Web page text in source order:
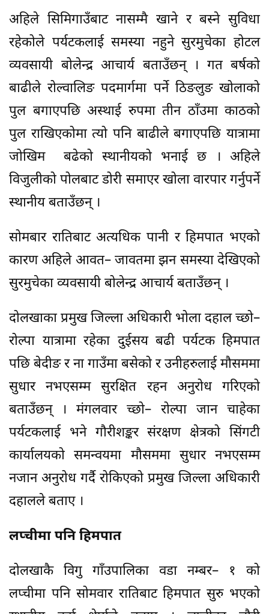
अहिले सिमिगाउँबाट नासम्मै खाने र बस्ने सुविधा
रहेकोले पर्यटकलाई समस्या नहुने सुरमुचेका होटल
व्यवसायी बोलेन्द्र आचार्य बताउँछन् । गत बर्षको
बाढीले रोल्वालिङ पदमार्गमा पर्ने ठिङलुङ खोलाको
पुल बगाएपछि अस्थाई रुपमा तीन ठाँउमा काठको
पुल राखिएकोमा त्यो पनि बाढीले बगाएपछि यात्रामा
जोखिम बढेको स्थानीयको भनाई छ । अहिले
विजुलीको पोलबाट डोरी समाएर खोला वारपार गर्नुपर्ने
स्थानीय बताउँछन् ।
सोमबार रातिबाट अत्यधिक पानी र हिमपात भएको
कारण अहिले आवत– जावतमा झन समस्या देखिएको
सुरमुचेका व्यवसायी बोलेन्द्र आचार्य बताउँछन् ।
दोलखाका प्रमुख जिल्ला अधिकारी भोला दहाल च्छो–
रोल्पा यात्रामा रहेका दुईसय बढी पर्यटक हिमपात
पछि बेदीङ र ना गाउँमा बसेको र उनीहरुलाई मौसममा
सुधार नभएसम्म सुरक्षित रहन अनुरोध गरिएको
बताउँछन् । मंगलवार च्छो– रोल्पा जान चाहेका
पर्यटकलाई भने गौरीशङ्कर संरक्षण क्षेत्रको सिंगटी
कार्यालयको समन्वयमा मौसममा सुधार नभएसम्म
नजान अनुरोध गर्दै रोकिएको प्रमुख जिल्ला अधिकारी
दहालले बताए ।
लप्चीमा पनि हिमपात
दोलखाकै विगु गाँउपालिका वडा नम्बर– १ को
लप्चीमा पनि सोमवार रातिबाट हिमपात सुरु भएको